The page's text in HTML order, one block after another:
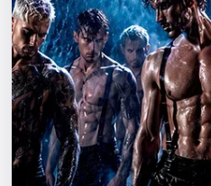
Экскурсии
Спорт
События
Города